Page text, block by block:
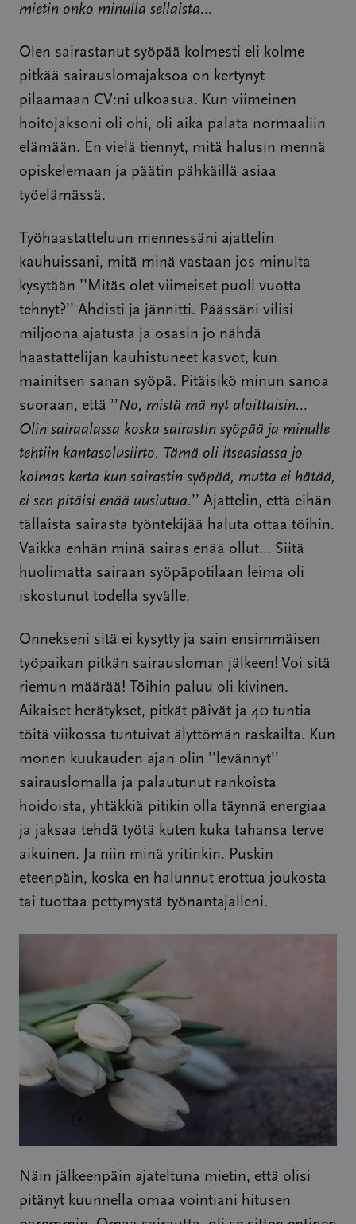
mietin onko minulla sellaista…
Olen sairastanut syöpää kolmesti eli kolme
pitkää sairauslomajaksoa on kertynyt
pilaamaan CV:ni ulkoasua. Kun viimeinen
hoitojaksoni oli ohi, oli aika palata normaaliin
elämään. En vielä tiennyt, mitä halusin mennä
opiskelemaan ja päätin pähkäillä asiaa
työelämässä.
Työhaastatteluun mennessäni ajattelin
kauhuissani, mitä minä vastaan jos minulta
kysytään ’’Mitäs olet viimeiset puoli vuotta
tehnyt?’’ Ahdisti ja jännitti. Päässäni vilisi
miljoona ajatusta ja osasin jo nähdä
haastattelijan kauhistuneet kasvot, kun
mainitsen sanan syöpä. Pitäisikö minun sanoa
suoraan, että ’’No, mistä mä nyt aloittaisin…
Olin sairaalassa koska sairastin syöpää ja minulle
tehtiin kantasolusiirto. Tämä oli itseasiassa jo
kolmas kerta kun sairastin syöpää, mutta ei hätää,
ei sen pitäisi enää uusiutua.’’ Ajattelin, että eihän
tällaista sairasta työntekijää haluta ottaa töihin.
Vaikka enhän minä sairas enää ollut… Siitä
huolimatta sairaan syöpäpotilaan leima oli
iskostunut todella syvälle.
Onnekseni sitä ei kysytty ja sain ensimmäisen
työpaikan pitkän sairausloman jälkeen! Voi sitä
riemun määrää! Töihin paluu oli kivinen.
Aikaiset herätykset, pitkät päivät ja 40 tuntia
töitä viikossa tuntuivat älyttömän raskailta. Kun
monen kuukauden ajan olin ’’levännyt’’
sairauslomalla ja palautunut rankoista
hoidoista, yhtäkkiä pitikin olla täynnä energiaa
ja jaksaa tehdä työtä kuten kuka tahansa terve
aikuinen. Ja niin minä yritinkin. Puskin
eteenpäin, koska en halunnut erottua joukosta
tai tuottaa pettymystä työnantajalleni.
Näin jälkeenpäin ajateltuna mietin, että olisi
pitänyt kuunnella omaa vointiani hitusen